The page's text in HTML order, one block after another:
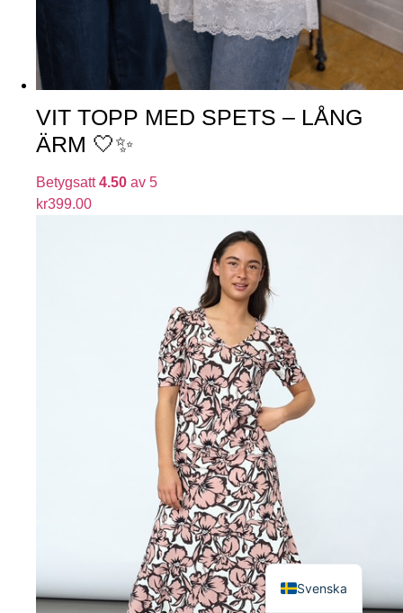
VIT TOPP MED SPETS – LÅNG
ÄRM 🤍✨
Betygsatt4.50 av 5
kr399.00
Svenska
English